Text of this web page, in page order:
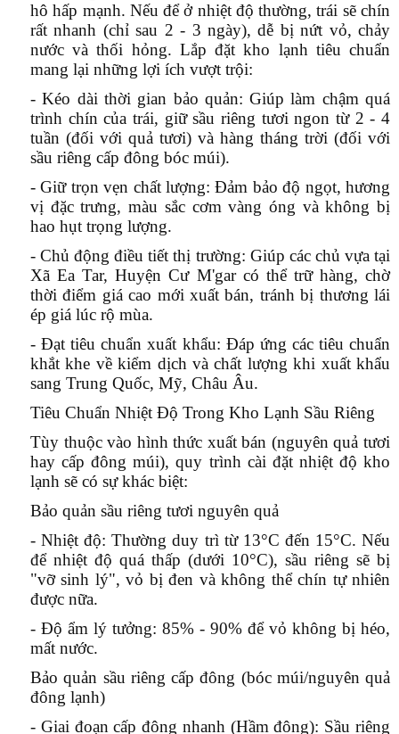
hô hấp mạnh. Nếu để ở nhiệt độ thường, trái sẽ chín
rất nhanh (chỉ sau 2 - 3 ngày), dễ bị nứt vỏ, chảy
nước và thối hỏng. Lắp đặt kho lạnh tiêu chuẩn
mang lại những lợi ích vượt trội:
- Kéo dài thời gian bảo quản: Giúp làm chậm quá
trình chín của trái, giữ sầu riêng tươi ngon từ 2 - 4
tuần (đối với quả tươi) và hàng tháng trời (đối với
sầu riêng cấp đông bóc múi).
- Giữ trọn vẹn chất lượng: Đảm bảo độ ngọt, hương
vị đặc trưng, màu sắc cơm vàng óng và không bị
hao hụt trọng lượng.
- Chủ động điều tiết thị trường: Giúp các chủ vựa tại
Xã Ea Tar, Huyện Cư M'gar có thể trữ hàng, chờ
thời điểm giá cao mới xuất bán, tránh bị thương lái
ép giá lúc rộ mùa.
- Đạt tiêu chuẩn xuất khẩu: Đáp ứng các tiêu chuẩn
khắt khe về kiểm dịch và chất lượng khi xuất khẩu
sang Trung Quốc, Mỹ, Châu Âu.
Tiêu Chuẩn Nhiệt Độ Trong Kho Lạnh Sầu Riêng
Tùy thuộc vào hình thức xuất bán (nguyên quả tươi
hay cấp đông múi), quy trình cài đặt nhiệt độ kho
lạnh sẽ có sự khác biệt:
Bảo quản sầu riêng tươi nguyên quả
- Nhiệt độ: Thường duy trì từ 13°C đến 15°C. Nếu
để nhiệt độ quá thấp (dưới 10°C), sầu riêng sẽ bị
"vỡ sinh lý", vỏ bị đen và không thể chín tự nhiên
được nữa.
- Độ ẩm lý tưởng: 85% - 90% để vỏ không bị héo,
mất nước.
Bảo quản sầu riêng cấp đông (bóc múi/nguyên quả
đông lạnh)
- Giai đoạn cấp đông nhanh (Hầm đông): Sầu riêng